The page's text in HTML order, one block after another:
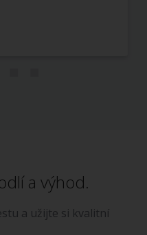
a výhod.
a užijte si kvalitní